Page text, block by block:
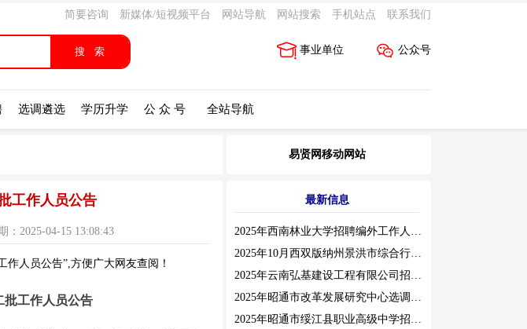
简要咨询 新媒体/短视频平台 网站导航 网站搜索 手机站点 联系我们
公众号
事业单位
选调遴选 学历升学 公 众 号 全站导航
工作人员公告
2025-04-15 13:08:43
人员公告”,方便广大网友查阅！
批工作人员公告
易贤网移动网站
最新信息
2025年西南林业大学招聘编外工作人员公告（三）
2025年10月西双版纳州景洪市综合行政执法局招聘人员公告
2025年云南弘基建设工程有限公司招聘公告
2025年昭通市改革发展研究中心选调工作人员职业素质测评通告
2025年昭通市绥江县职业高级中学招聘编外紧缺临聘数学教师公告